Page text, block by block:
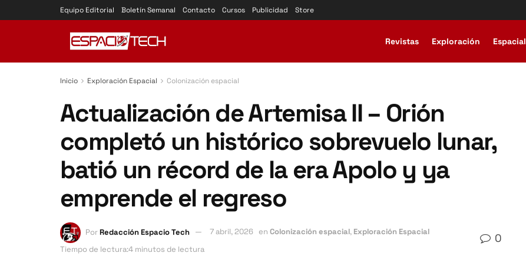
Equipo Editorial Boletín Semanal Contacto Cursos Publicidad Store
Revistas Exploración Espacial
Inicio Exploración Espacial Colonización espacial
Actualización de Artemisa II – Orión
completó un histórico sobrevuelo lunar,
batió un récord de la era Apolo y ya
emprende el regreso
PorRedacción Espacio Tech 7 abril, 2026 en Colonización espacial, Exploración Espacial
Tiempo de lectura:4 minutos de lectura
0